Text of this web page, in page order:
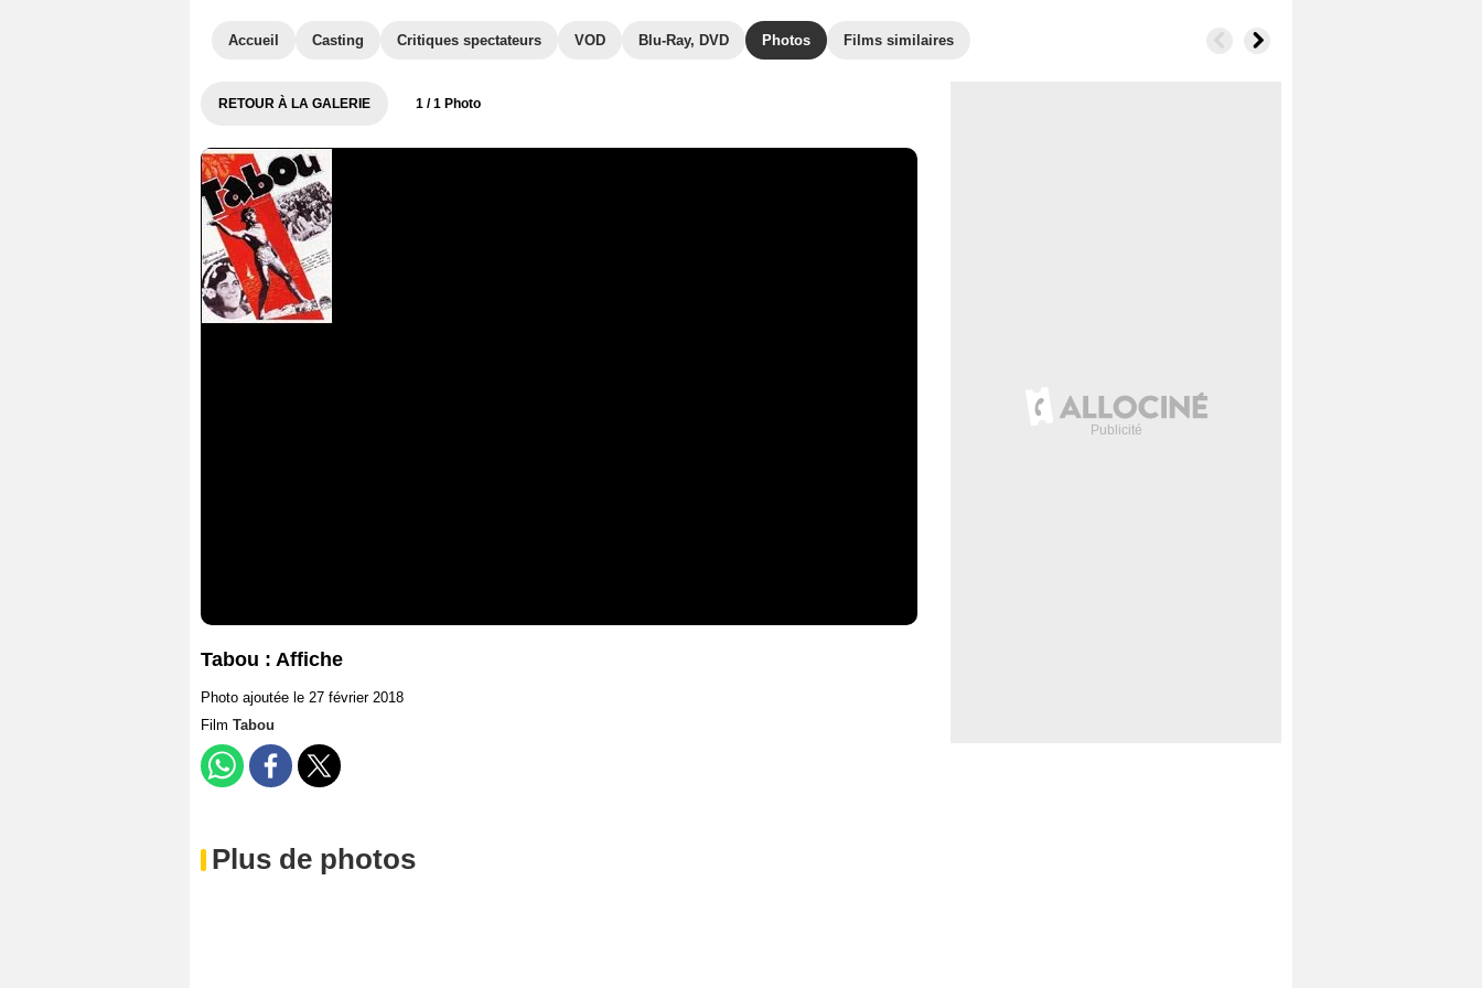
Accueil Casting Critiques spectateurs VOD Blu-Ray, DVD Photos Films similaires
RETOUR À LA GALERIE 1 / 1 Photo
Tabou : Affiche
Photo ajoutée le 27 février 2018
Film Tabou
Plus de photos